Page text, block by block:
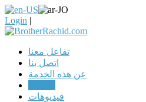
Login |
تفاعل معنا
اتصل بنا
عن هذه الخدمة
فيديوهات